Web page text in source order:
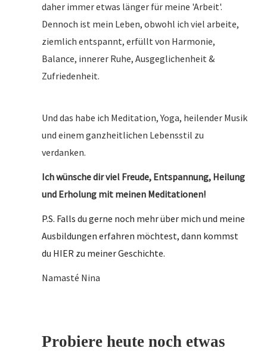
daher immer etwas länger für meine 'Arbeit'.
Dennoch ist mein Leben, obwohl ich viel arbeite,
ziemlich entspannt, erfüllt von Harmonie,
Balance, innerer Ruhe, Ausgeglichenheit &
Zufriedenheit.
Und das habe ich Meditation, Yoga, heilender Musik
und einem ganzheitlichen Lebensstil zu
verdanken.
Ich wünsche dir viel Freude, Entspannung, Heilung
und Erholung mit meinen Meditationen!
P.S. Falls du gerne noch mehr über mich und meine
Ausbildungen erfahren möchtest, dann kommst
du HIER zu meiner Geschichte.
Namasté Nina
Probiere heute noch etwas